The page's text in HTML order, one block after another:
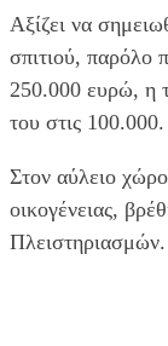
Αξίζει να
σπιτιού, παρόλο
250.000 ευρώ, η
του στις 100.000.
Στον αύλειο
οικογένειας,
Πλειστηριασμών.